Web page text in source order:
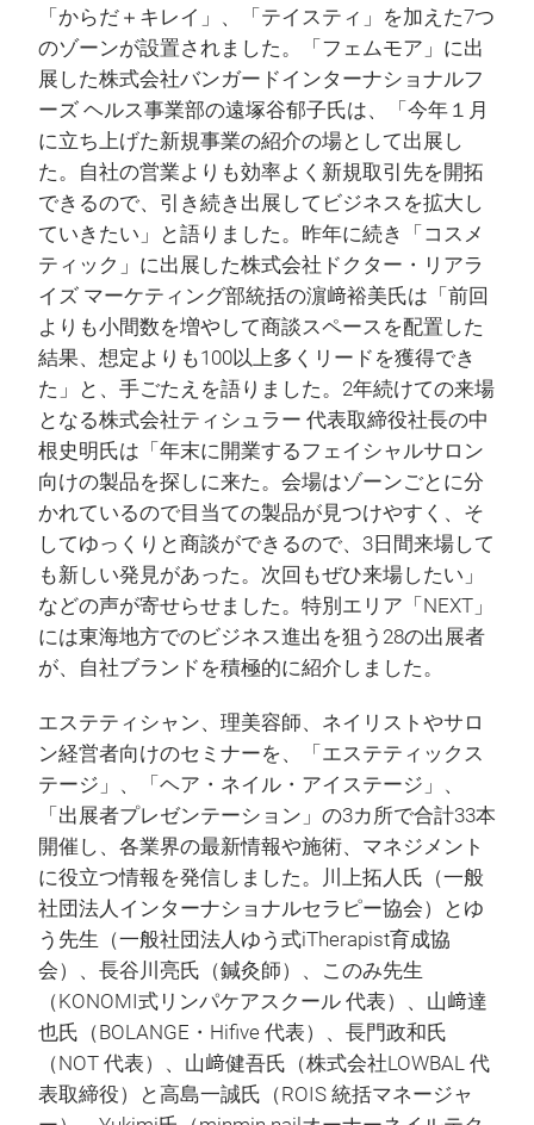
「からだ＋キレイ」、「テイスティ」を加えた7つ
のゾーンが設置されました。「フェムモア」に出
展した株式会社バンガードインターナショナルフ
ーズ ヘルス事業部の遠塚谷郁子氏は、「今年１月
に立ち上げた新規事業の紹介の場として出展し
た。自社の営業よりも効率よく新規取引先を開拓
できるので、引き続き出展してビジネスを拡大し
ていきたい」と語りました。昨年に続き「コスメ
ティック」に出展した株式会社ドクター・リアラ
イズ マーケティング部統括の濵﨑裕美氏は「前回
よりも小間数を増やして商談スペースを配置した
結果、想定よりも100以上多くリードを獲得でき
た」と、手ごたえを語りました。2年続けての来場
となる株式会社ティシュラー 代表取締役社長の中
根史明氏は「年末に開業するフェイシャルサロン
向けの製品を探しに来た。会場はゾーンごとに分
かれているので目当ての製品が見つけやすく、そ
してゆっくりと商談ができるので、3日間来場して
も新しい発見があった。次回もぜひ来場したい」
などの声が寄せらせました。特別エリア「NEXT」
には東海地方でのビジネス進出を狙う28の出展者
が、自社ブランドを積極的に紹介しました。
エステティシャン、理美容師、ネイリストやサロ
ン経営者向けのセミナーを、「エステティックス
テージ」、「ヘア・ネイル・アイステージ」、
「出展者プレゼンテーション」の3カ所で合計33本
開催し、各業界の最新情報や施術、マネジメント
に役立つ情報を発信しました。川上拓人氏（一般
社団法人インターナショナルセラピー協会）とゆ
う先生（一般社団法人ゆう式iTherapist育成協
会）、長谷川亮氏（鍼灸師）、このみ先生
（KONOMI式リンパケアスクール 代表）、山﨑達
也氏（BOLANGE・Hifive 代表）、長門政和氏
（NOT 代表）、山﨑健吾氏（株式会社LOWBAL 代
表取締役）と高島一誠氏（ROIS 統括マネージャ